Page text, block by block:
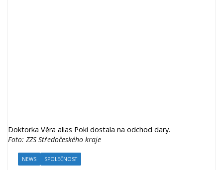
Doktorka Věra alias Poki dostala na odchod dary.
Foto: ZZS Středočeského kraje
NEWS SPOLEČNOST